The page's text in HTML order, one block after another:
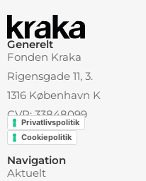
Generelt
Fonden Kraka
Rigensgade 11, 3.
1316 København K
CVR: 33848099
Privatlivspolitik
Cookiepolitik
Navigation
Aktuelt